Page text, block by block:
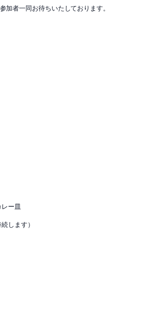
者一同お待ちいたしております。
ー皿
します）